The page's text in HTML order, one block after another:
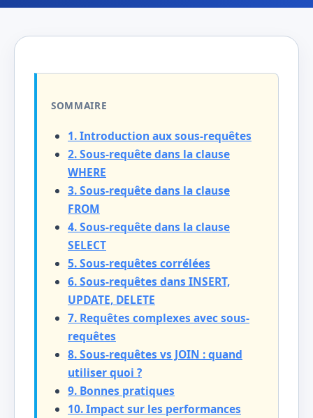
SOMMAIRE
1. Introduction aux sous-requêtes
2. Sous-requête dans la clause
WHERE
3. Sous-requête dans la clause
FROM
4. Sous-requête dans la clause
SELECT
5. Sous-requêtes corrélées
6. Sous-requêtes dans INSERT,
UPDATE, DELETE
7. Requêtes complexes avec sous-
requêtes
8. Sous-requêtes vs JOIN : quand
utiliser quoi ?
9. Bonnes pratiques
10. Impact sur les performances